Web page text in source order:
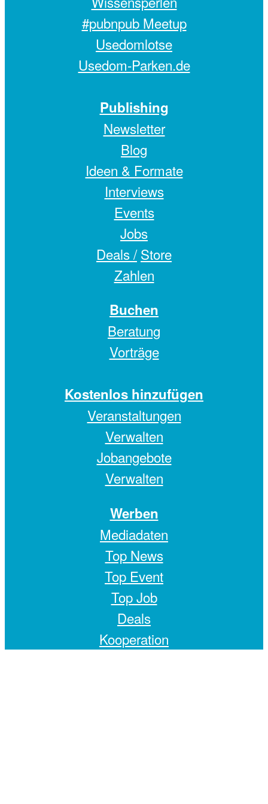
#pubnpub Meetup
Usedomlotse
Usedom-Parken.de
Publishing
Newsletter
Blog
Ideen & Formate
Interviews
Events
Jobs
Deals / Store
Zahlen
Buchen
Beratung
Vorträge
Kostenlos hinzufügen
Veranstaltungen
Verwalten
Jobangebote
Verwalten
Werben
Mediadaten
Top News
Top Event
Top Job
Deals
Kooperation